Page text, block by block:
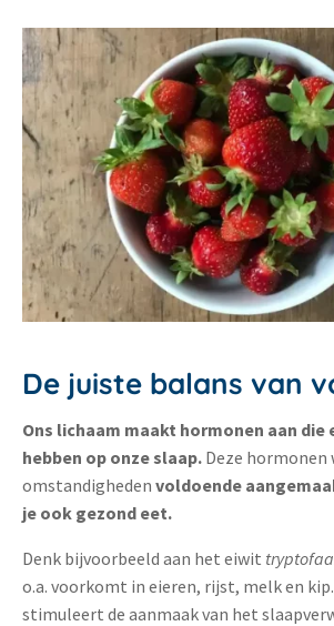
De juiste balans van
Ons lichaam maakt hormonen aan die
hebben op onze slaap. Deze
omstandigheden voldoende
je ook gezond eet.
Denk bijvoorbeeld aan het eiwit
o.a. voorkomt in eieren, rijst, melk en
stimuleert de aanmaak van het